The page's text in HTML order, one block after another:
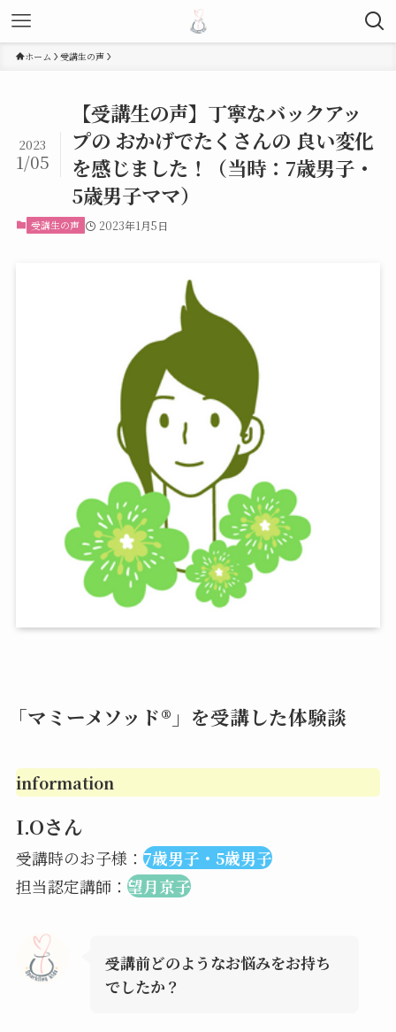
ホーム 受講生の声
【受講生の声】丁寧なバックアッ
プの おかげでたくさんの 良い変化
を感じました！（当時：7歳男子・
5歳男子ママ）
2023
1/05
受講生の声 2023年1月5日
「マミーメソッド®︎」を受講した体験談
information
I.Oさん
受講時のお子様： 7歳男子・5歳男子
担当認定講師： 望月京子
受講前どのようなお悩みをお持ち
でしたか？